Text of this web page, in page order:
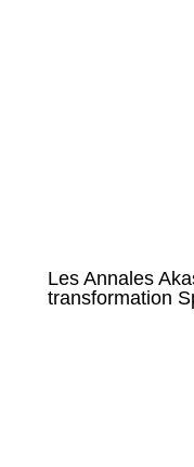
Les Annales
transformation